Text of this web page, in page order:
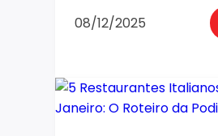
08/12/2025